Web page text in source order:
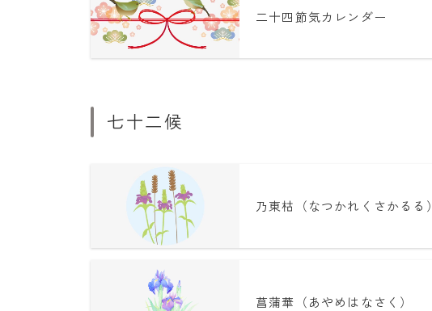
二十四節気カレンダー
七十二候
乃東枯（なつかれくさかるる）
菖蒲華（あやめはなさく）